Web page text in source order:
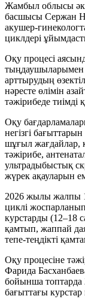
Жамбыл облысы
басшысы Сержан
акушер-
циклдері
Оқу процесі
тыңдаушыларымен
арттырудың
нәресте өлімін
тәжірибеде тиімді
Оқу
негізгі
шұғыл жағдайлар,
тәжірибе,
ультрадыбыстық
жүрек ақауларын
2026 жылы жалпы
циклі
курстарды (12–18
қамтып, жаппай
тепе-теңдікті
Оқу процесіне
Фарида
бойынша топтарда
бағыттағы курстар